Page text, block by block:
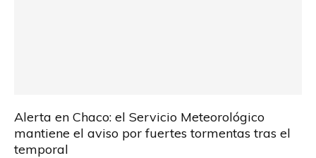
Alerta en Chaco: el Servicio Meteorológico
mantiene el aviso por fuertes tormentas tras el
temporal